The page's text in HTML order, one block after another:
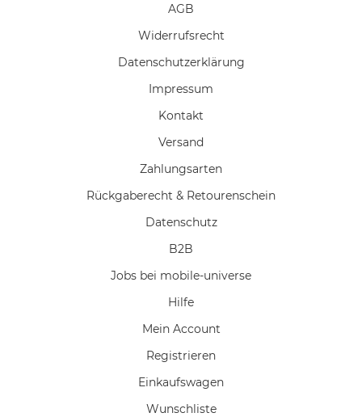
AGB
Widerrufs­recht
Daten­schutz­erklärung
Impressum
Kontakt
Versand
Zahlungsarten
Rückgaberecht & Retourenschein
Datenschutz
B2B
Jobs bei mobile-universe
Hilfe
Mein Account
Registrieren
Einkaufswagen
Wunschliste